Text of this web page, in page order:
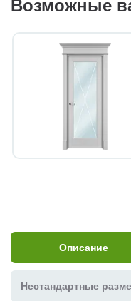
Возможные
Описание
Нестандартные